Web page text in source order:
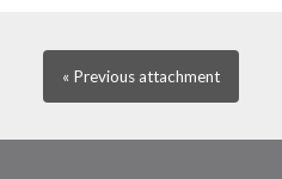
« Previousattachment